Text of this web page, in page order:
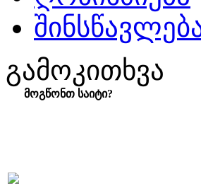
შინსწავლება
გამოკითხვა
მოგწონთ საიტი?